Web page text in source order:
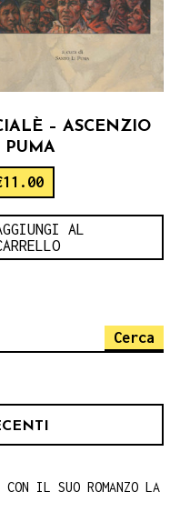
– ASCENZIO
PUMA
11.00
AL
IL SUO ROMANZO LA